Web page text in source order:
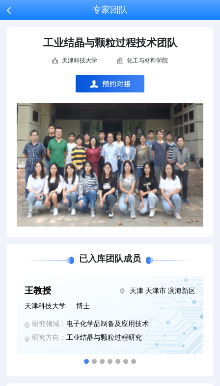
 专家团队
工业结晶与颗粒过程技术团队
天津科技大学 化工与材料学院
已入库团队成员
王教授 天津 天津市 滨海新区
天津科技大学 博士
研究领域： 电子化学品制备及应用技术
研究方向： 工业结晶与颗粒过程研究